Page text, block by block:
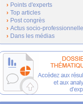
› Points d'experts
› Top articles
› Post congrès
› Actus socio-
› Dans les médias